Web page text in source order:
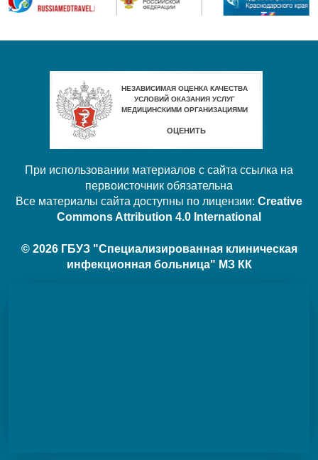
При использовании материалов с сайта ссылка на
первоисточник обязательна
Все материалы сайта доступны по лицензии: Creative
Commons Attribution 4.0 International
© 2026 ГБУЗ "Специализированная клиническая
инфекционная больница" МЗ КК